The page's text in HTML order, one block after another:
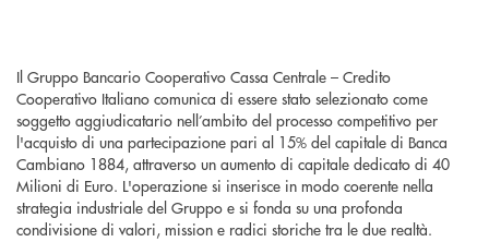
Il Gruppo Bancario Cooperativo Cassa Centrale – Credito
Cooperativo Italiano comunica di essere stato selezionato come
soggetto aggiudicatario nell’ambito del processo competitivo per
l'acquisto di una partecipazione pari al 15% del capitale di Banca
Cambiano 1884, attraverso un aumento di capitale dedicato di 40
Milioni di Euro. L'operazione si inserisce in modo coerente nella
strategia industriale del Gruppo e si fonda su una profonda
condivisione di valori, mission e radici storiche tra le due realtà.